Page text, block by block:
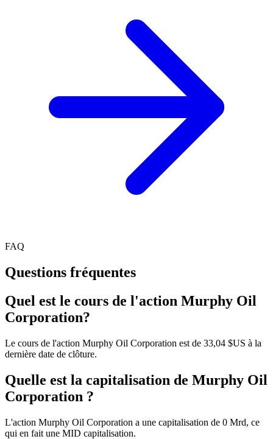
FAQ
Questions fréquentes
Quel est le cours de l'action Murphy Oil
Corporation?
Le cours de l'action Murphy Oil Corporation est de 33,04 $US à la
dernière date de clôture.
Quelle est la capitalisation de Murphy Oil
Corporation ?
L'action Murphy Oil Corporation a une capitalisation de 0 Mrd, ce
qui en fait une MID capitalisation.